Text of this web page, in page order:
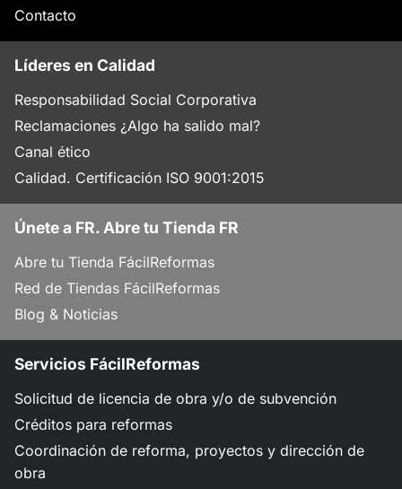
Contacto
Líderes en Calidad
Responsabilidad Social Corporativa
Reclamaciones ¿Algo ha salido mal?
Canal ético
Calidad. Certificación ISO 9001:2015
Únete a FR. Abre tu Tienda FR
Abre tu Tienda FácilReformas
Red de Tiendas FácilReformas
Blog & Noticias
Servicios FácilReformas
Solicitud de licencia de obra y/o de subvención
Créditos para reformas
Coordinación de reforma, proyectos y dirección de
obra